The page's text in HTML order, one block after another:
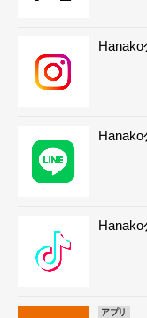
Hanako
Hanako
Hanako
アプリ